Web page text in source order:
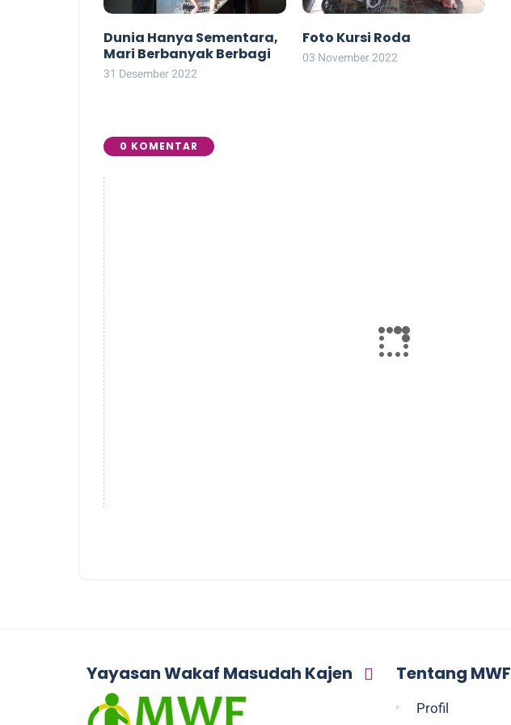
Dunia Hanya Sementara,
Mari Berbanyak Berbagi
31 Desember 2022
Foto Kursi Roda
03 November 2022
0 KOMENTAR
Yayasan Wakaf Masudah Kajen Tentang MWF
Profil